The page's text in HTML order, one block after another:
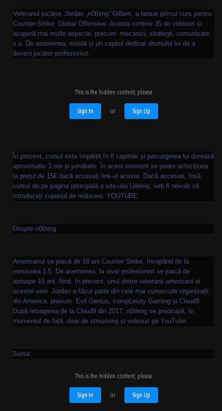
Veteranul jucător, Jordan „n0thing” Gilbert, a lansat primul curs pentru
Counter-Strike: Global Offensive. Acesta conține 35 de videouri și
acoperă mai multe aspecte, precum: mecanici, strategii, comunicare
ș.a. De asemenea, există și un capitol dedicat drumului lui de a
deveni jucător profesionist.
This is the hidden content, please
Sign In
or Sign Up
În prezent, cursul este împărțit în 8 capitole și parcurgerea lui durează
aproximativ 3 ore și jumătate. În acest moment se poate achiziționa
la prețul de 15€ dacă accesați link-ul acesta. Dacă accesați, însă,
cursul de pe pagina principală a site-ului Udemy, veți fi nevoiți să
introduceți cuponul de reducere: YOUTUBE.
Despre n0thing
Americanul se joacă de 18 ani Counter Strike, începând de la
versiunea 1.5. De asemenea, la nivel profesionist se joacă de
aproape 10 ani, fiind, în prezent, unul dintre veteranii americani ai
acestei serii. Jordan a făcut parte din cele mai cunoscute organizații
din America, precum: Evil Genius, compLexity Gaming și Cloud9.
După retragerea de la Cloud9 din 2017, n0thing se preocupă, în
momentul de față, doar de streaming și videouri pe YouTube.
Sursa:
This is the hidden content, please
Sign In
or Sign Up